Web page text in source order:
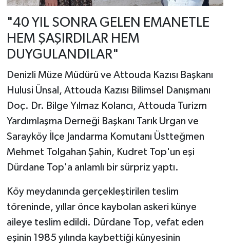
"40 YIL SONRA GELEN EMANETLE
HEM ŞAŞIRDILAR HEM
DUYGULANDILAR"
Denizli Müze Müdürü ve Attouda Kazısı Başkanı
Hulusi Ünsal, Attouda Kazısı Bilimsel Danışmanı
Doç. Dr. Bilge Yılmaz Kolancı, Attouda Turizm
Yardımlaşma Derneği Başkanı Tarık Urgan ve
Sarayköy İlçe Jandarma Komutanı Üstteğmen
Mehmet Tolgahan Şahin, Kudret Top'un eşi
Dürdane Top'a anlamlı bir sürpriz yaptı.
Köy meydanında gerçekleştirilen teslim
töreninde, yıllar önce kaybolan askeri künye
aileye teslim edildi. Dürdane Top, vefat eden
eşinin 1985 yılında kaybettiği künyesinin